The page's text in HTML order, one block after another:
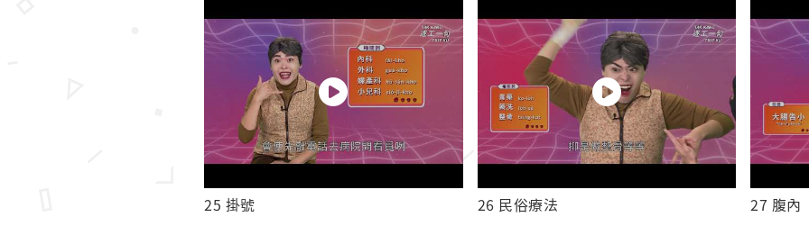
25 掛號 26 民俗療法 27 腹內